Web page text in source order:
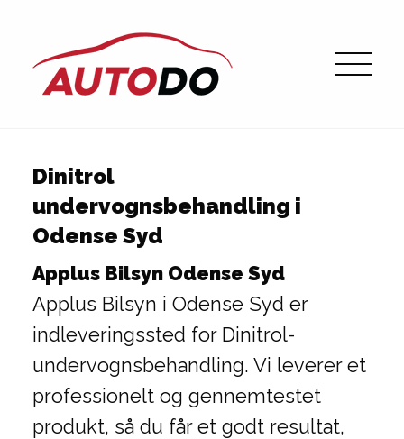
Dinitrol
undervognsbehandling i
Odense Syd
Applus Bilsyn Odense Syd
Applus Bilsyn i Odense Syd er
indleveringssted for Dinitrol-
undervognsbehandling. Vi leverer et
professionelt og gennemtestet
produkt, så du får et godt resultat,